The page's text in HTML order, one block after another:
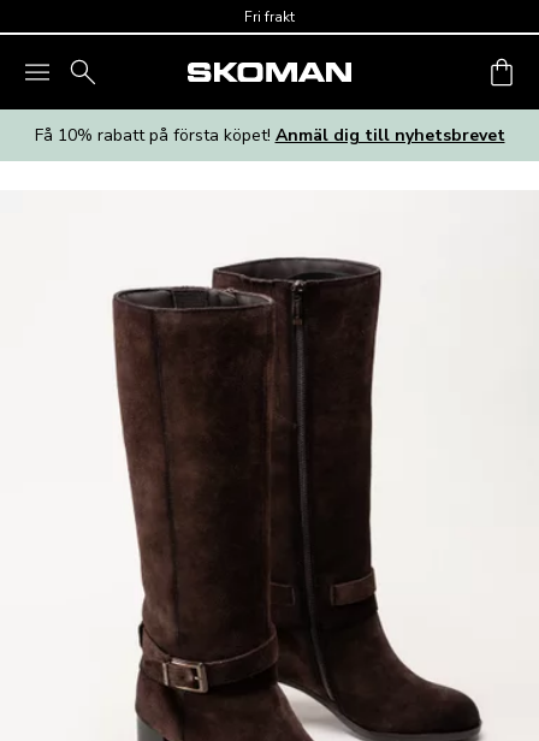
Fri frakt
Få 10% rabatt på första köpet! Anmäl dig till nyhetsbrevet